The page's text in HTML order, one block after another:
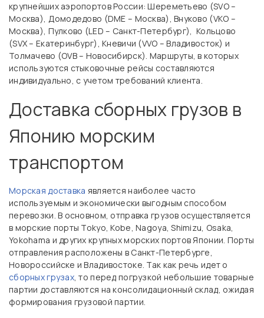
крупнейших аэропортов России: Шереметьево (SVO –
Москва), Домодедово (DME – Москва), Внуково (VKO –
Москва), Пулково (LED – Санкт-Петербург), Кольцово
(SVX – Екатеринбург), Кневичи (VVO – Владивосток) и
Толмачево (OVB – Новосибирск). Маршруты, в которых
используются стыковочные рейсы составляются
индивидуально, с учетом требований клиента.
Доставка сборных грузов в
Японию морским
транспортом
Морская доставка является наиболее часто
используемым и экономически выгодным способом
перевозки. В основном, отправка грузов осуществляется
в морские порты Tokyo, Kobe, Nagoya, Shimizu, Osaka,
Yokohama и других крупных морских портов Японии. Порты
отправления расположены в Санкт-Петербурге,
Новороссийске и Владивостоке. Так как речь идет о
сборных грузах, то перед погрузкой небольшие товарные
партии доставляются на консолидационный склад, ожидая
формирования грузовой партии.